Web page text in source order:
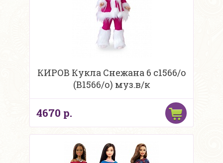
КИРОВ Кукла Снежана 6 с1566/о
(В1566/о) муз.в/к
4670 р.